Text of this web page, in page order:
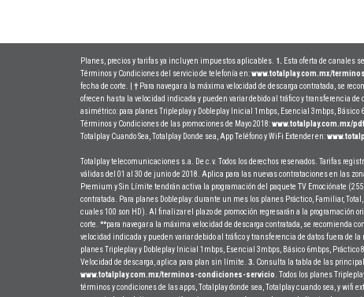
Planes, precios y tarifas ya incluyen impuestos aplicables. 1. Esta oferta de canales
Términos y Condiciones del servicio de telefonía en:www.totalplay.com.mx/
fecha de corte. | † Para navegar a la máxima velocidad de descarga contratada, se
ofrecen hasta la velocidad indicada y pueden variar debido al tráfico y transferencia
asimétrico: para planes Tripleplay y Dobleplay Inicial 1mbps, Esencial 3mbps,
Términos y Condiciones de las promociones de Mayo 2018:www.totalplay.com.mx/
Totalplay Cuando Sea, Totalplay Donde sea, App Teléfono y WiFi Extender en:
Totalplay telecomunicaciones s.a. De c.v. Todos los derechos reservados. Tarifas
válidas del 01 al 30 de junio de 2018. Aplica para las nuevas contrataciones en las
Premium y Sin Límite tendrán activa la programación del paquete TV Emociónate
contratada. Para planes Dobleplay: durante un mes los planes Práctico, Familiar,
cuales 100 son HD). Al finalizar el plazo de promoción regresarán a la programación
corte. **para navegar a la máxima velocidad de descarga contratada, se
velocidad indicada y pueden variar debido al tráfico y transferencia de datos fuera de
planes Tripleplay y Dobleplay Inicial 1mbps, Esencial 3mbps, Básico 6mbps,
Velocidad de descarga, aplica para plan sin límite. 3. Consulta la tabla de las
www.totalplay.com.mx/terminos-condiciones-servicio . Todos los planes
términos y condiciones de las apps, Totalplay donde sea, Totalplay cuando sea, y wifi